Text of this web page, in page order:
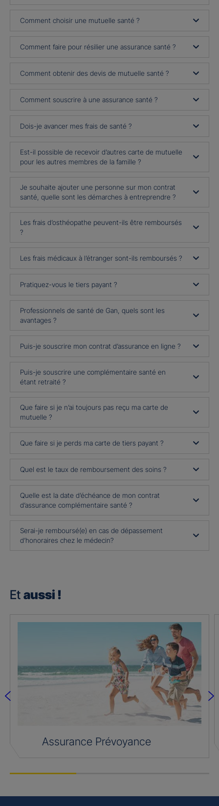
Comment choisir une mutuelle santé ?
Comment faire pour résilier une assurance santé ?
Comment obtenir des devis de mutuelle santé ?
Comment souscrire à une assurance santé ?
Dois-je avancer mes frais de santé ?
Est-il possible de recevoir d’autres carte de mutuelle
pour les autres membres de la famille ?
Je souhaite ajouter une personne sur mon contrat
santé, quelle sont les démarches à entreprendre ?
Les frais d’osthéopathe peuvent-ils être remboursés
?
Les frais médicaux à l’étranger sont-ils remboursés ?
Pratiquez-vous le tiers payant ?
Professionnels de santé de Gan, quels sont les
avantages ?
Puis-je souscrire mon contrat d’assurance en ligne ?
Puis-je souscrire une complémentaire santé en
étant retraité ?
Que faire si je n’ai toujours pas reçu ma carte de
mutuelle ?
Que faire si je perds ma carte de tiers payant ?
Quel est le taux de remboursement des soins ?
Quelle est la date d’échéance de mon contrat
d’assurance complémentaire santé ?
Serai-je remboursé(e) en cas de dépassement
d’honoraires chez le médecin?
Et aussi !
Assurance Prévoyance